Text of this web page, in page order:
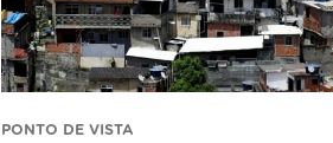
PONTO DE VISTA